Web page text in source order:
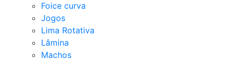
Foice curva
Jogos
Lima Rotativa
Lâmina
Machos